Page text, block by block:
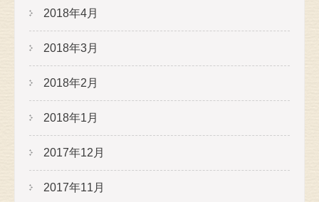
2018年4月
2018年3月
2018年2月
2018年1月
2017年12月
2017年11月